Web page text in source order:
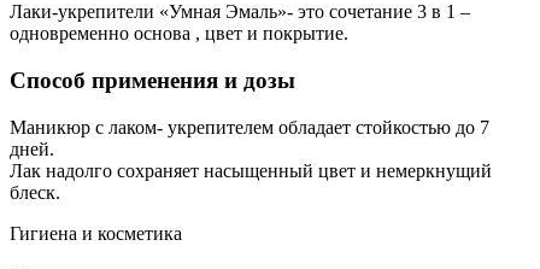
Лаки-укрепители «Умная Эмаль»- это сочетание 3 в 1 –
одновременно основа , цвет и покрытие.
Способ применения и дозы
Маникюр с лаком- укрепителем обладает стойкостью до 7
дней.
Лак надолго сохраняет насыщенный цвет и немеркнущий
блеск.
Гигиена и косметика